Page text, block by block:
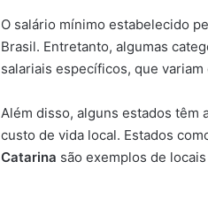
O salário mínimo estabelecido
Brasil. Entretanto, algumas
salariais específicos, que
Além disso, alguns estados têm
custo de vida local. Estados
Catarina são exemplos de